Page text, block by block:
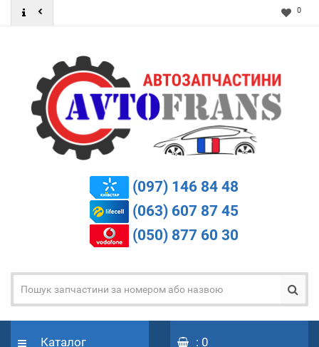
0
(097) 146 84 48
(063) 607 87 45
(050) 877 60 30
Каталог : 0